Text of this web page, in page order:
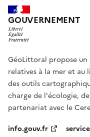
GOUVERNEMENT
GéoLittoral propose
relatives à la mer et
des outils
charge de l'écologie,
partenariat avec le
info.gouv.fr